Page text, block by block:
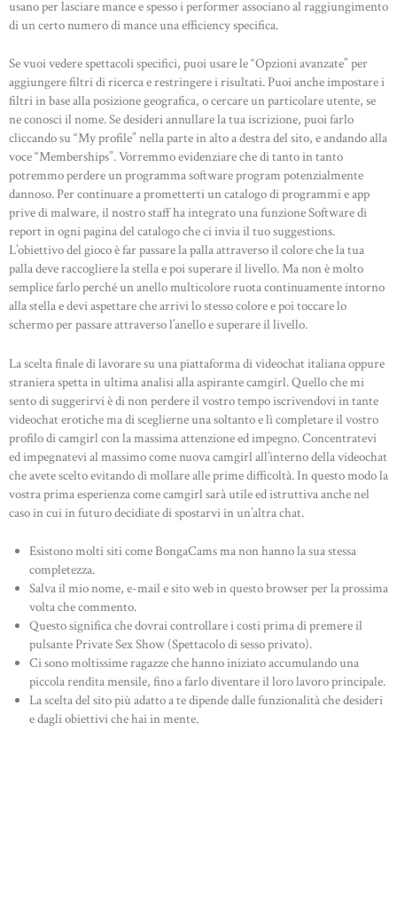
usano per lasciare mance e spesso i performer associano al raggiungimento
di un certo numero di mance una efficiency specifica.
Se vuoi vedere spettacoli specifici, puoi usare le “Opzioni avanzate” per
aggiungere filtri di ricerca e restringere i risultati. Puoi anche impostare i
filtri in base alla posizione geografica, o cercare un particolare utente, se
ne conosci il nome. Se desideri annullare la tua iscrizione, puoi farlo
cliccando su “My profile” nella parte in alto a destra del sito, e andando alla
voce “Memberships”. Vorremmo evidenziare che di tanto in tanto
potremmo perdere un programma software program potenzialmente
dannoso. Per continuare a prometterti un catalogo di programmi e app
prive di malware, il nostro staff ha integrato una funzione Software di
report in ogni pagina del catalogo che ci invia il tuo suggestions.
L’obiettivo del gioco è far passare la palla attraverso il colore che la tua
palla deve raccogliere la stella e poi superare il livello. Ma non è molto
semplice farlo perché un anello multicolore ruota continuamente intorno
alla stella e devi aspettare che arrivi lo stesso colore e poi toccare lo
schermo per passare attraverso l’anello e superare il livello.
La scelta finale di lavorare su una piattaforma di videochat italiana oppure
straniera spetta in ultima analisi alla aspirante camgirl. Quello che mi
sento di suggerirvi è di non perdere il vostro tempo iscrivendovi in tante
videochat erotiche ma di sceglierne una soltanto e lì completare il vostro
profilo di camgirl con la massima attenzione ed impegno. Concentratevi
ed impegnatevi al massimo come nuova camgirl all’interno della videochat
che avete scelto evitando di mollare alle prime difficoltà. In questo modo la
vostra prima esperienza come camgirl sarà utile ed istruttiva anche nel
caso in cui in futuro decidiate di spostarvi in un’altra chat.
Esistono molti siti come BongaCams ma non hanno la sua stessa
completezza.
Salva il mio nome, e-mail e sito web in questo browser per la prossima
volta che commento.
Questo significa che dovrai controllare i costi prima di premere il
pulsante Private Sex Show (Spettacolo di sesso privato).
Ci sono moltissime ragazze che hanno iniziato accumulando una
piccola rendita mensile, fino a farlo diventare il loro lavoro principale.
La scelta del sito più adatto a te dipende dalle funzionalità che desideri
e dagli obiettivi che hai in mente.